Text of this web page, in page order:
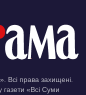
Всі права захищені.
газети «Всі Суми